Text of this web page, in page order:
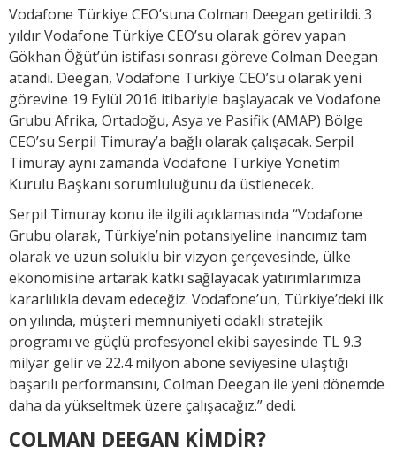
Vodafone Türkiye CEO’suna Colman Deegan getirildi. 3
yıldır Vodafone Türkiye CEO’su olarak görev yapan
Gökhan Öğüt’ün istifası sonrası göreve Colman Deegan
atandı. Deegan, Vodafone Türkiye CEO’su olarak yeni
görevine 19 Eylül 2016 itibariyle başlayacak ve Vodafone
Grubu Afrika, Ortadoğu, Asya ve Pasifik (AMAP) Bölge
CEO’su Serpil Timuray’a bağlı olarak çalışacak. Serpil
Timuray aynı zamanda Vodafone Türkiye Yönetim
Kurulu Başkanı sorumluluğunu da üstlenecek.
Serpil Timuray konu ile ilgili açıklamasında “Vodafone
Grubu olarak, Türkiye’nin potansiyeline inancımız tam
olarak ve uzun soluklu bir vizyon çerçevesinde, ülke
ekonomisine artarak katkı sağlayacak yatırımlarımıza
kararlılıkla devam edeceğiz. Vodafone’un, Türkiye’deki ilk
on yılında, müşteri memnuniyeti odaklı stratejik
programı ve güçlü profesyonel ekibi sayesinde TL 9.3
milyar gelir ve 22.4 milyon abone seviyesine ulaştığı
başarılı performansını, Colman Deegan ile yeni dönemde
daha da yükseltmek üzere çalışacağız.” dedi.
COLMAN DEEGAN KİMDİR?